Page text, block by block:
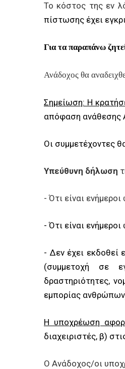
Το κόστος της εν
πίστωσης έχει
Για τα παραπάνω
Ανάδοχος θα
Σημείωση: Η
απόφαση ανάθεσης
Οι συμμετέχοντες
Υπεύθυνη δήλωση
- Ότι είναι
- Ότι είναι
- Δεν έχει εκδοθεί
(συμμετοχή σε
δραστηριότητες,
εμπορίας
Η υποχρέωση
διαχειριστές, β)
Ο Ανάδοχος/οι